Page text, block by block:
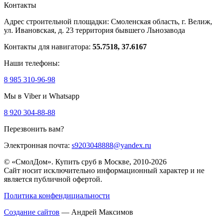
Контакты
Адрес строительной площадки: Смоленская область, г. Велиж,
ул. Ивановская, д. 23 территория бывшего Льнозавода
Контакты для навигатора: 55.7518, 37.6167
Наши телефоны:
8 985 310-96-98
Мы в Viber и Whatsapp
8 920 304-88-88
Перезвонить вам?
Электронная почта: s9203048888@yandex.ru
© «СмолДом». Купить сруб в Москве, 2010-2026
Сайт носит исключительно информационный характер и не
является публичной офертой.
Политика конфендициальности
Создание сайтов — Андрей Максимов